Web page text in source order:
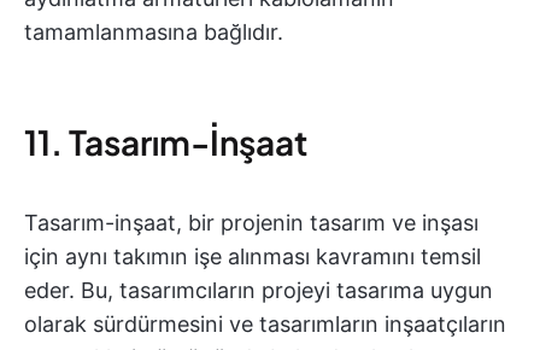
tamamlanmasına bağlıdır.
11. Tasarım-İnşaat
Tasarım-inşaat, bir projenin tasarım ve inşası
için aynı takımın işe alınması kavramını temsil
eder. Bu, tasarımcıların projeyi tasarıma uygun
olarak sürdürmesini ve tasarımların inşaatçıların